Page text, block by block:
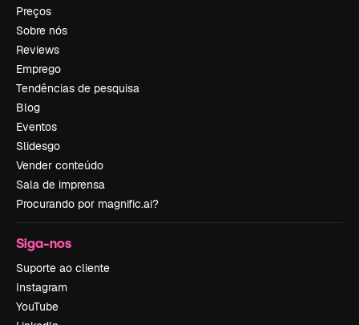
Preços
Sobre nós
Reviews
Emprego
Tendências de pesquisa
Blog
Eventos
Slidesgo
Vender conteúdo
Sala de imprensa
Procurando por magnific.ai?
Siga-nos
Suporte ao cliente
Instagram
YouTube